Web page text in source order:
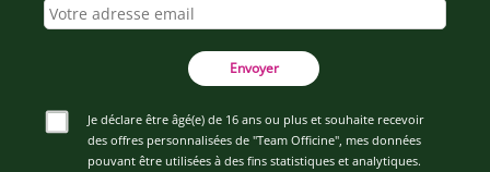
Envoyer
Je déclare être âgé(e) de 16 ans ou plus et souhaite recevoir
des offres personnalisées de "Team Officine", mes données
pouvant être utilisées à des fins statistiques et analytiques.